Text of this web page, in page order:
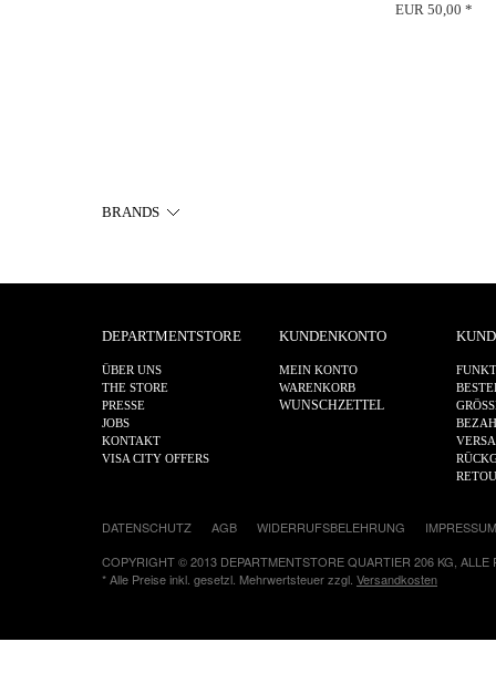
EUR 50,00 *
BRANDS
DEPARTMENTSTORE
ÜBER UNS
THE STORE
PRESSE
JOBS
KONTAKT
VISA CITY OFFERS
KUNDENKONTO
MEIN KONTO
WARENKORB
WUNSCHZETTEL
DATENSCHUTZ AGB WIDERRUFSBELEHRUNG
IMPRESSUM
COPYRIGHT © 2013 DEPARTMENTSTORE QUARTIER 206 KG, ALLE
* Alle Preise inkl. gesetzl. Mehrwertsteuer zzgl. Versandkosten